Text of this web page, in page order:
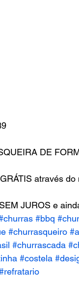
DE
através do
JUROS e
#bbq
#churrasqueiro
#churrascada
#costela